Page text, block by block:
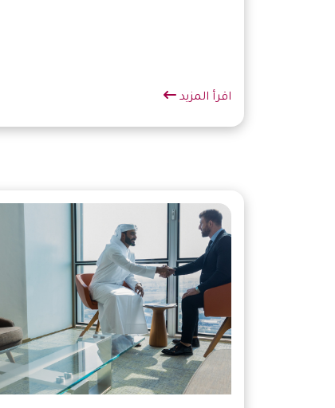
اقرأ المزيد